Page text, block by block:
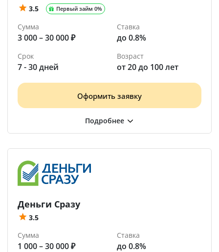
3.5 Первый займ 0%
Сумма
3 000 – 30 000 ₽
Ставка
до 0.8%
Срок
7 - 30 дней
Возраст
от 20 до 100 лет
Оформить заявку
Деньги Сразу
3.5
Сумма
1 000 – 30 000 ₽
Ставка
до 0.8%